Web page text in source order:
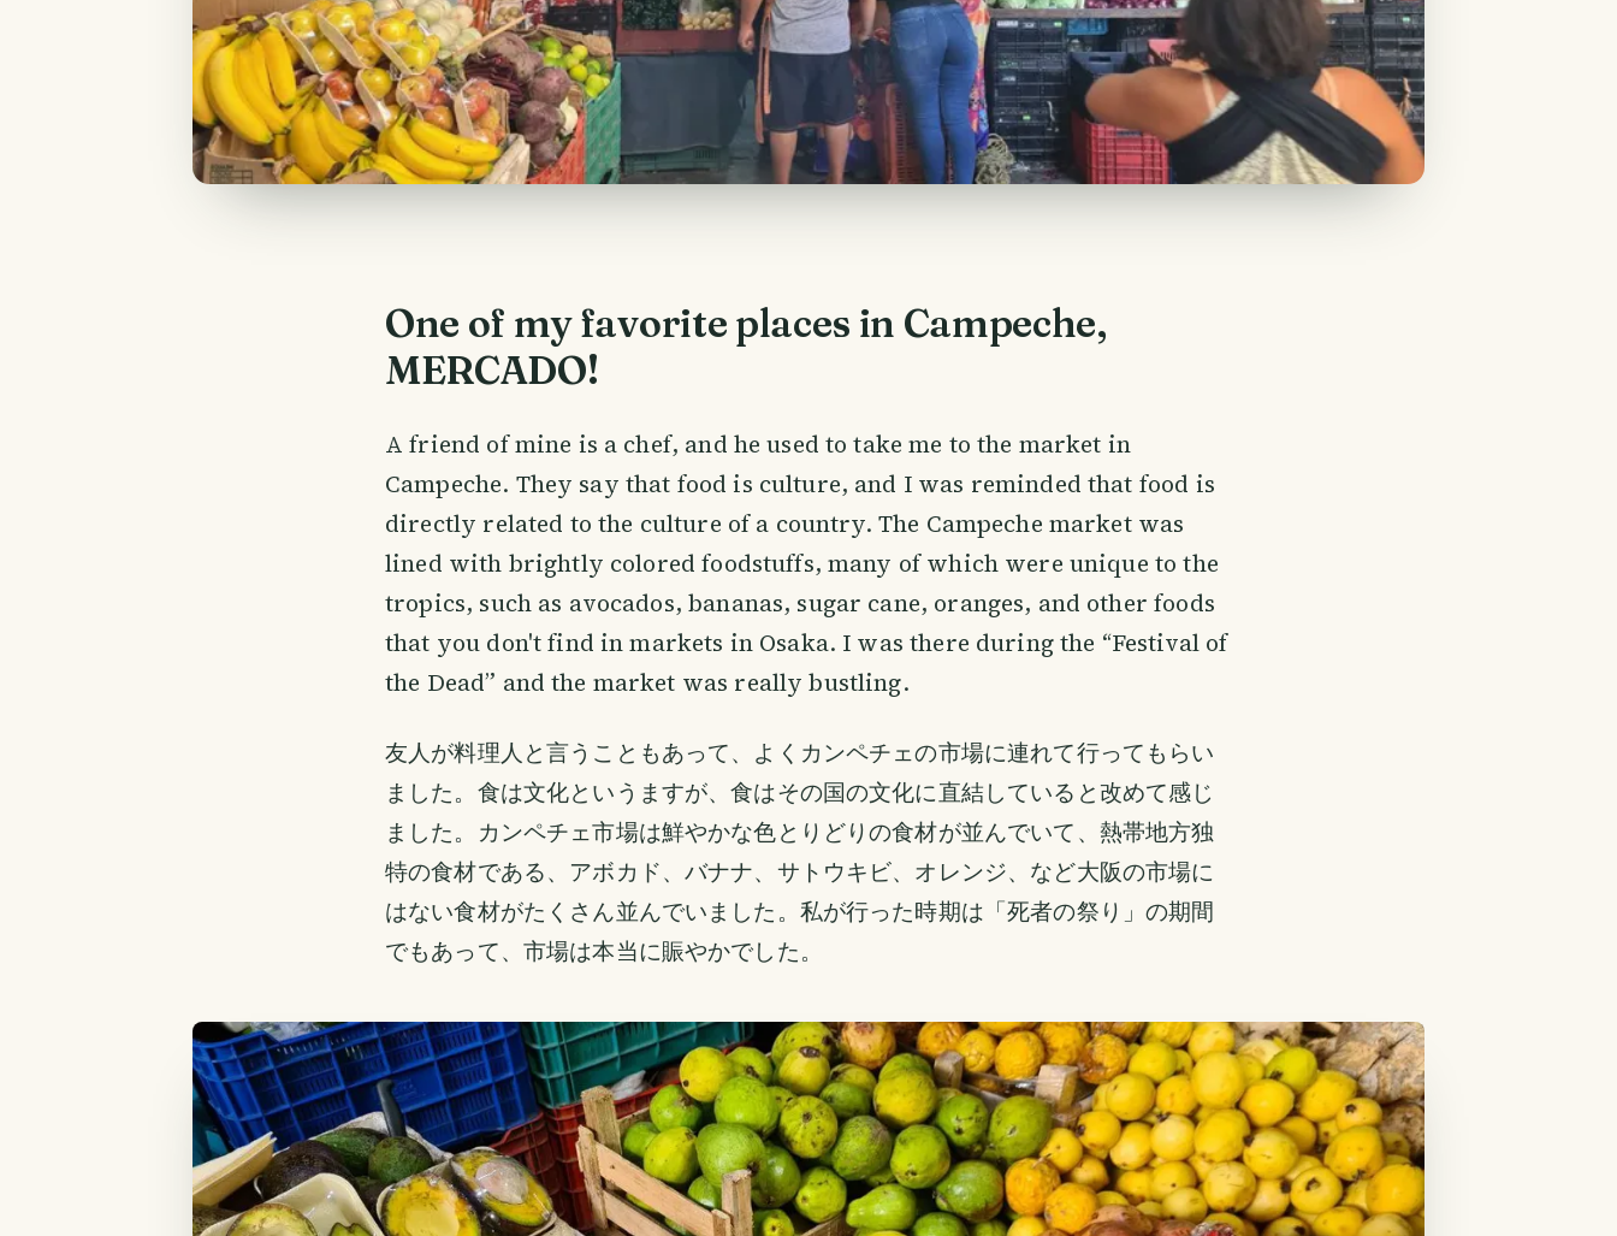
One of my favorite places in Campeche,
MERCADO!
A friend of mine is a chef, and he used to take me to the market in
Campeche. They say that food is culture, and I was reminded that food is
directly related to the culture of a country. The Campeche market was
lined with brightly colored foodstuffs, many of which were unique to the
tropics, such as avocados, bananas, sugar cane, oranges, and other foods
that you don't find in markets in Osaka. I was there during the “Festival of
the Dead” and the market was really bustling.
友人が料理人と言うこともあって、よくカンペチェの市場に連れて行ってもらい
ました。食は文化というますが、食はその国の文化に直結していると改めて感じ
ました。カンペチェ市場は鮮やかな色とりどりの食材が並んでいて、熱帯地方独
特の食材である、アボカド、バナナ、サトウキビ、オレンジ、など大阪の市場に
はない食材がたくさん並んでいました。私が行った時期は「死者の祭り」の期間
でもあって、市場は本当に賑やかでした。